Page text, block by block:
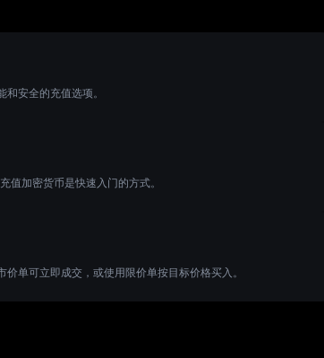
安全的充值选项。
值加密货币是快速入门的方式。
单可立即成交，或使用限价单按目标价格买入。